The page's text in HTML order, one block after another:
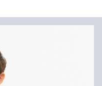
8 pracovných dní